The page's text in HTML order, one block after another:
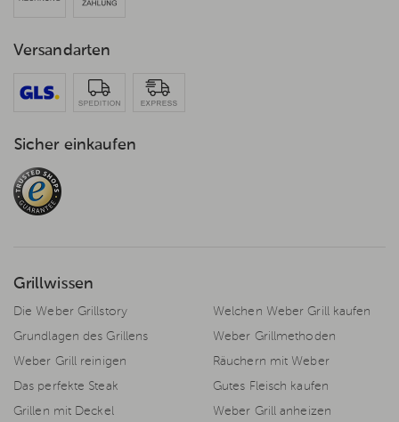
Versandarten
Sicher einkaufen
Grillwissen
Die Weber Grillstory
Welchen Weber Grill kaufen
Grundlagen des Grillens
Weber Grillmethoden
Weber Grill reinigen
Räuchern mit Weber
Das perfekte Steak
Gutes Fleisch kaufen
Grillen mit Deckel
Weber Grill anheizen